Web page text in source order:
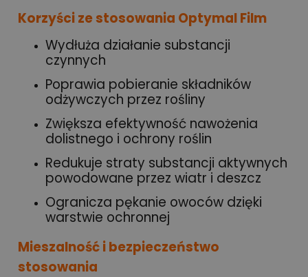
Korzyści ze stosowania Optymal Film
Wydłuża działanie substancji
czynnych
Poprawia pobieranie składników
odżywczych przez rośliny
Zwiększa efektywność nawożenia
dolistnego i ochrony roślin
Redukuje straty substancji aktywnych
powodowane przez wiatr i deszcz
Ogranicza pękanie owoców dzięki
warstwie ochronnej
Mieszalność i bezpieczeństwo
stosowania